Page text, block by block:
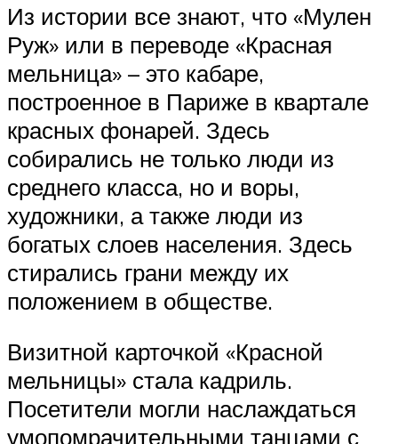
Из истории все знают, что «Мулен
Руж» или в переводе «Красная
мельница» – это кабаре,
построенное в Париже в квартале
красных фонарей. Здесь
собирались не только люди из
среднего класса, но и воры,
художники, а также люди из
богатых слоев населения. Здесь
стирались грани между их
положением в обществе.
Визитной карточкой «Красной
мельницы» стала кадриль.
Посетители могли наслаждаться
умопомрачительными танцами с